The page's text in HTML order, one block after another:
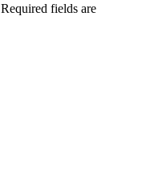
Required fields are